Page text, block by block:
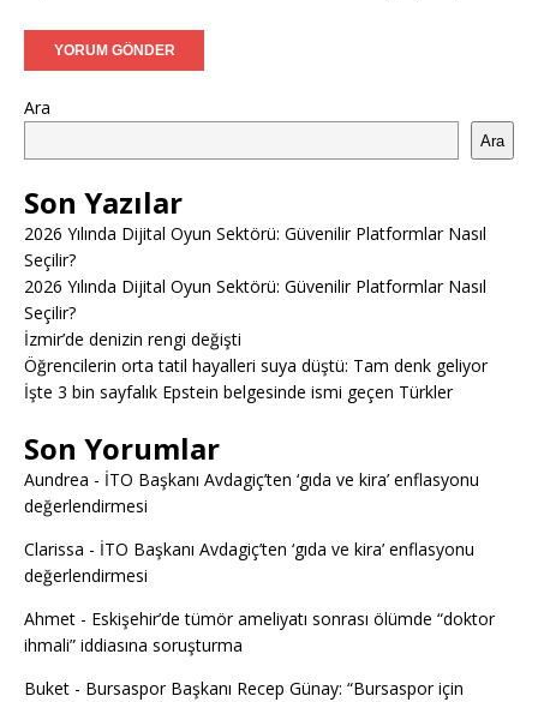
Ara
Ara
Son Yazılar
2026 Yılında Dijital Oyun Sektörü: Güvenilir Platformlar Nasıl
Seçilir?
2026 Yılında Dijital Oyun Sektörü: Güvenilir Platformlar Nasıl
Seçilir?
İzmir’de denizin rengi değişti
Öğrencilerin orta tatil hayalleri suya düştü: Tam denk geliyor
İşte 3 bin sayfalık Epstein belgesinde ismi geçen Türkler
Son Yorumlar
Aundrea - İTO Başkanı Avdagiç’ten ‘gıda ve kira’ enflasyonu
değerlendirmesi
Clarissa - İTO Başkanı Avdagiç’ten ‘gıda ve kira’ enflasyonu
değerlendirmesi
Ahmet - Eskişehir’de tümör ameliyatı sonrası ölümde “doktor
ihmali” iddiasına soruşturma
Buket - Bursaspor Başkanı Recep Günay: “Bursaspor için